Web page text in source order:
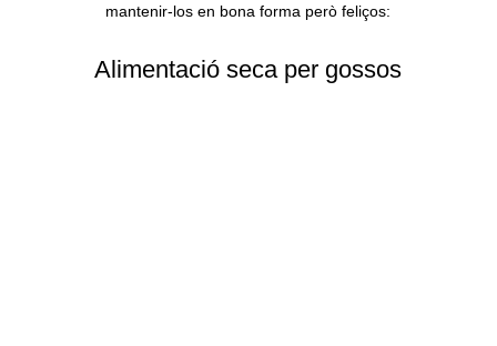
mantenir-los en bona forma però feliços:
Alimentació seca per gossos